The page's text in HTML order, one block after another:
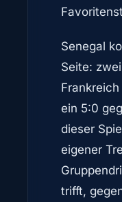
Senegal
Seite:
ein 5:0
dieser
eigener
trifft,